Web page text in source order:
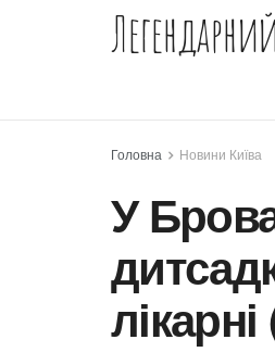
Головна Новини Київа
У